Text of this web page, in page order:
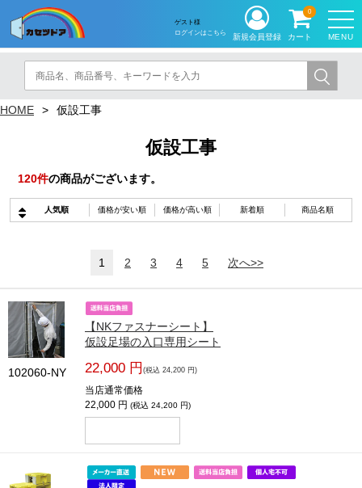
MENU
ゲスト様
ログインはこちら
新規会員登録 カート
0
HOME 仮設工事
仮設工事
120件の商品がございます。
人気順 価格が安い順 価格が高い順 新着順 商品名順
1 2 3 4 5 次へ>>
102060-NY
【NKファスナーシート】
仮設足場の入口専用シート
22,000 円 (税込 24,200 円)
当店通常価格
22,000 円 (税込 24,200 円)